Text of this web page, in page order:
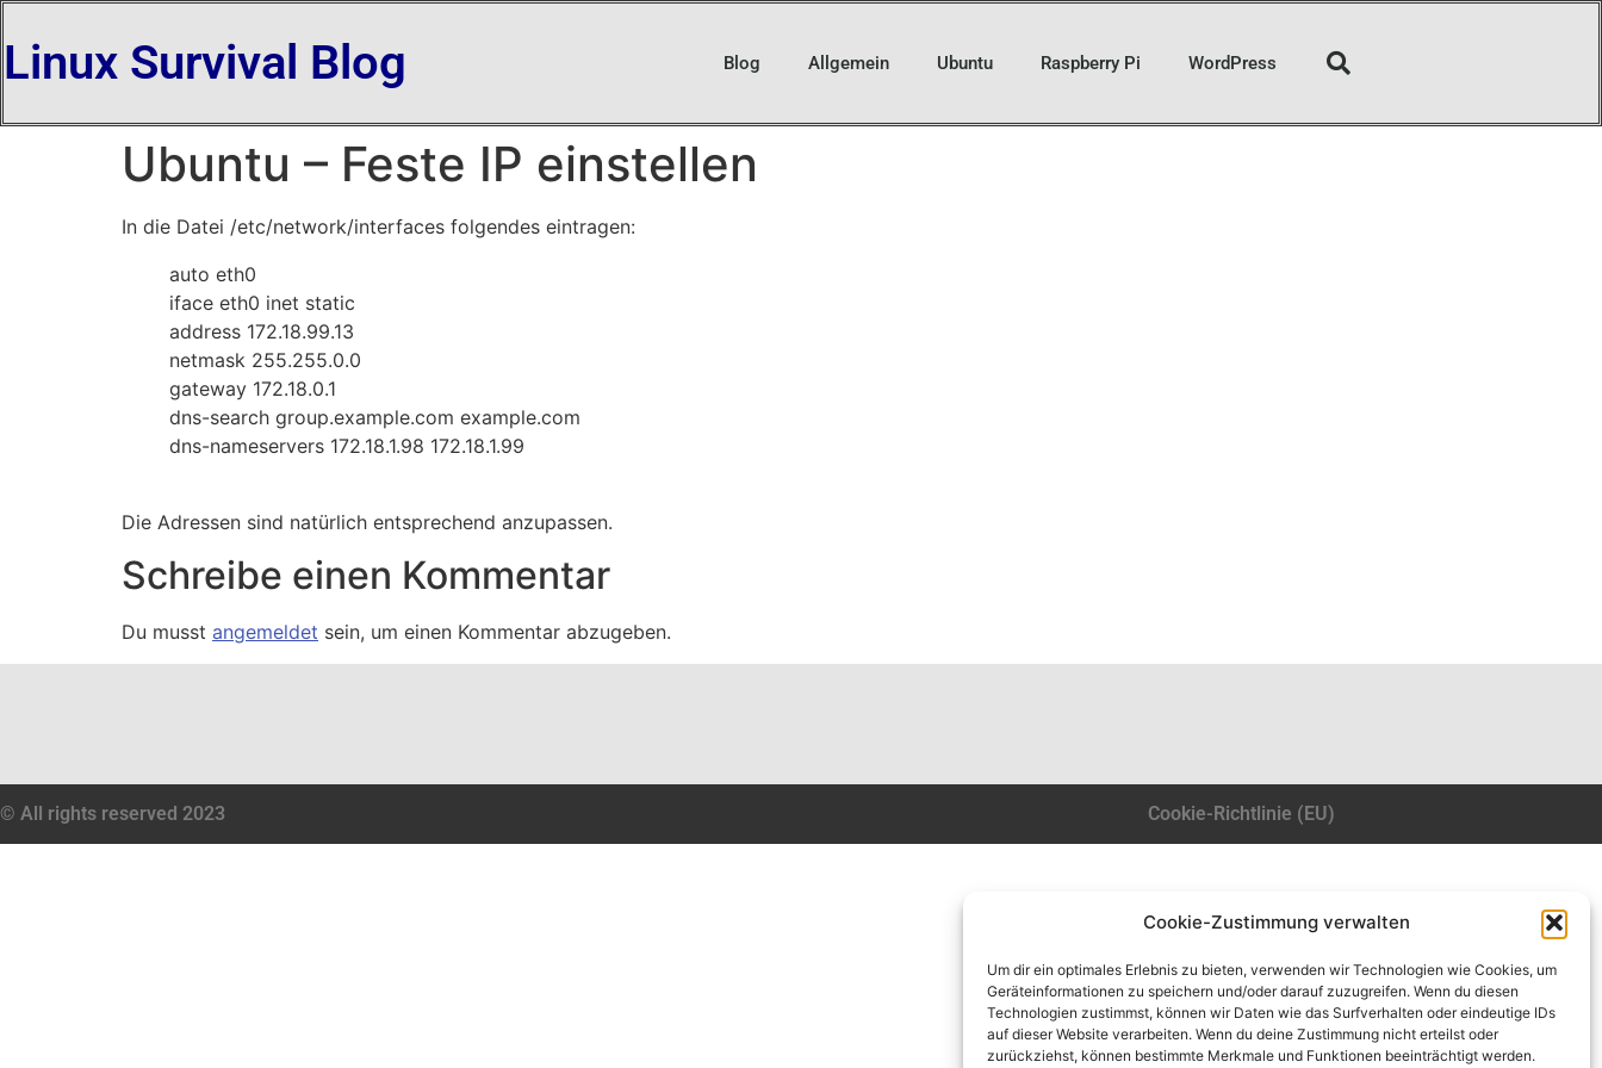
Cookie-Zustimmung verwalten
Um dir ein optimales Erlebnis zu bieten, verwenden wir Technologien wie Cookies, um
Geräteinformationen zu speichern und/oder darauf zuzugreifen. Wenn du diesen
Technologien zustimmst, können wir Daten wie das Surfverhalten oder eindeutige IDs
auf dieser Website verarbeiten. Wenn du deine Zustimmung nicht erteilst oder
zurückziehst, können bestimmte Merkmale und Funktionen beeinträchtigt werden.
Linux Survival Blog Blog Allgemein Ubuntu Raspberry Pi WordPress
Ubuntu – Feste IP einstellen
In die Datei /etc/network/interfaces folgendes eintragen:
auto eth0
iface eth0 inet static
address 172.18.99.13
netmask 255.255.0.0
gateway 172.18.0.1
dns-search group.example.com example.com
dns-nameservers 172.18.1.98 172.18.1.99
Die Adressen sind natürlich entsprechend anzupassen.
Schreibe einen Kommentar
Du musst angemeldet sein, um einen Kommentar abzugeben.
© All rights reserved 2023 Cookie-Richtlinie (EU)